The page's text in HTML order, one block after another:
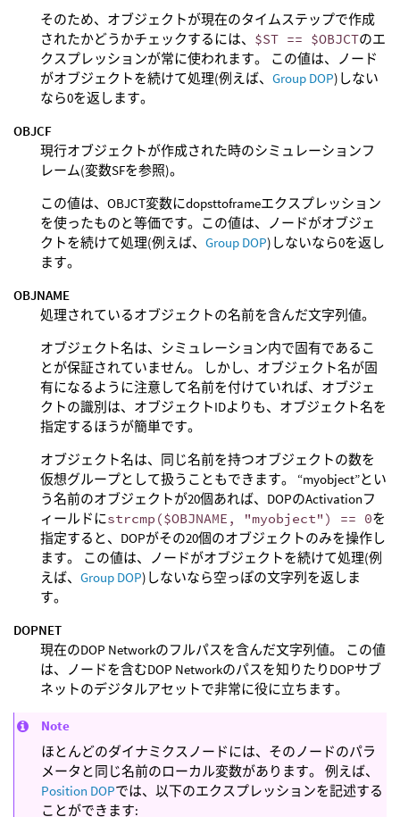
そのため、オブジェクトが現在のタイムステップで作成
されたかどうかチェックするには、 $ST == $OBJCTのエ
クスプレッションが常に使われます。 この値は、ノード
がオブジェクトを続けて処理(例えば、 Group DOP)しない
なら0を返します。
OBJCF
現行オブジェクトが作成された時のシミュレーションフ
レーム(変数SFを参照)。
この値は、OBJCT変数にdopsttoframeエクスプレッション
を使ったものと等価です。この値は、ノードがオブジェ
クトを続けて処理(例えば、 Group DOP)しないなら0を返し
ます。
OBJNAME
処理されているオブジェクトの名前を含んだ文字列値。
オブジェクト名は、シミュレーション内で固有であるこ
とが保証されていません。 しかし、オブジェクト名が固
有になるように注意して名前を付けていれば、オブジェ
クトの識別は、オブジェクトIDよりも、オブジェクト名を
指定するほうが簡単です。
オブジェクト名は、同じ名前を持つオブジェクトの数を
仮想グループとして扱うこともできます。 “myobject”とい
う名前のオブジェクトが20個あれば、DOPのActivationフ
ィールドにstrcmp($OBJNAME, "myobject") == 0を
指定すると、DOPがその20個のオブジェクトのみを操作し
ます。 この値は、ノードがオブジェクトを続けて処理(例
えば、 Group DOP)しないなら空っぽの文字列を返しま
す。
DOPNET
現在のDOP Networkのフルパスを含んだ文字列値。 この値
は、ノードを含むDOP Networkのパスを知りたりDOPサブ
ネットのデジタルアセットで非常に役に立ちます。
Note
ほとんどのダイナミクスノードには、そのノードのパラ
メータと同じ名前のローカル変数があります。 例えば、
Position DOPでは、以下のエクスプレッションを記述する
ことができます: